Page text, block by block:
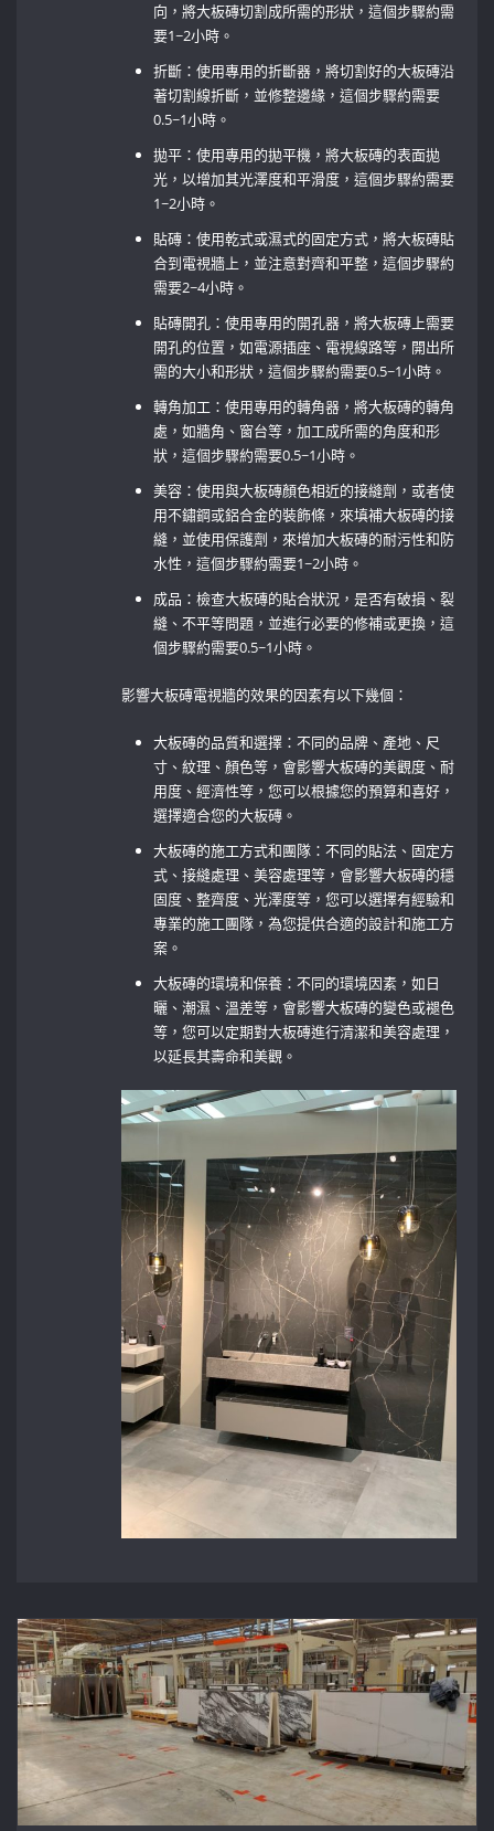
向，將大板磚切割成所需的形狀，這個步驟約需
要1~2小時。
折斷：使用專用的折斷器，將切割好的大板磚沿
著切割線折斷，並修整邊緣，這個步驟約需要
0.5~1小時。
拋平：使用專用的拋平機，將大板磚的表面拋
光，以增加其光澤度和平滑度，這個步驟約需要
1~2小時。
貼磚：使用乾式或濕式的固定方式，將大板磚貼
合到電視牆上，並注意對齊和平整，這個步驟約
需要2~4小時。
貼磚開孔：使用專用的開孔器，將大板磚上需要
開孔的位置，如電源插座、電視線路等，開出所
需的大小和形狀，這個步驟約需要0.5~1小時。
轉角加工：使用專用的轉角器，將大板磚的轉角
處，如牆角、窗台等，加工成所需的角度和形
狀，這個步驟約需要0.5~1小時。
美容：使用與大板磚顏色相近的接縫劑，或者使
用不鏽鋼或鋁合金的裝飾條，來填補大板磚的接
縫，並使用保護劑，來增加大板磚的耐污性和防
水性，這個步驟約需要1~2小時。
成品：檢查大板磚的貼合狀況，是否有破損、裂
縫、不平等問題，並進行必要的修補或更換，這
個步驟約需要0.5~1小時。
影響大板磚電視牆的效果的因素有以下幾個：
大板磚的品質和選擇：不同的品牌、產地、尺
寸、紋理、顏色等，會影響大板磚的美觀度、耐
用度、經濟性等，您可以根據您的預算和喜好，
選擇適合您的大板磚。
大板磚的施工方式和團隊：不同的貼法、固定方
式、接縫處理、美容處理等，會影響大板磚的穩
固度、整齊度、光澤度等，您可以選擇有經驗和
專業的施工團隊，為您提供合適的設計和施工方
案。
大板磚的環境和保養：不同的環境因素，如日
曬、潮濕、溫差等，會影響大板磚的變色或褪色
等，您可以定期對大板磚進行清潔和美容處理，
以延長其壽命和美觀。